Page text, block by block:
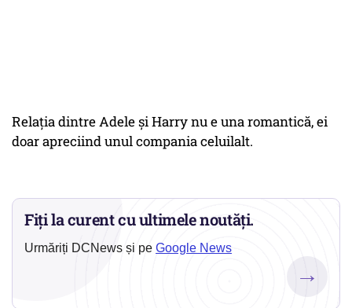
Relația dintre Adele și Harry nu e una romantică, ei
doar apreciind unul compania celuilalt.
Fiți la curent cu ultimele noutăți.
Urmăriți DCNews și pe Google News
→